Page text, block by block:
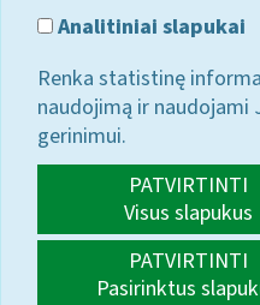
Analitiniai slapukai
Renka statistinę
naudojimą ir naudojami
gerinimui.
PATVIRTINTI
Visus slapukus
PATVIRTINTI
Pasirinktus